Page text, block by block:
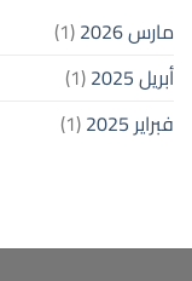
مارس 2026
(1)
أبريل 2025
(1)
فبراير 2025
(1)